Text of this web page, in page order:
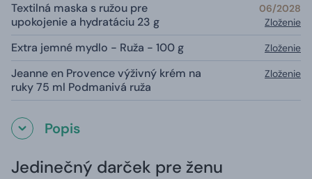
Textilná maska s ružou pre
upokojenie a hydratáciu 23 g
06/2028
Zloženie
Extra jemné mydlo - Ruža - 100 g Zloženie
Jeanne en Provence výživný krém na
ruky 75 ml Podmanivá ruža
Zloženie
Popis
Jedinečný darček pre ženu